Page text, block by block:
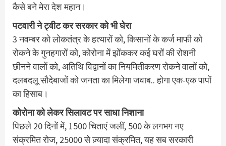
कैसे बने मेरा देश महान।
पटवारी ने ट्वीट कर सरकार को भी घेरा
3 नवम्बर को लोकतंत्र के हत्यारों को, किसानों के कर्ज माफी को
रोकने के गुनहगारों को, कोरोना में झोंककर कई घरों की रोशनी
छीनने वालों को, अतिथि विद्वानों का नियमितीकरण रोकने वालों को,
दलबदलू सौदेबाजों को जनता का मिलेगा जवाब.. होगा एक-एक पापों
का हिसाब।
कोरोना को लेकर सिलावट पर साधा निशाना
पिछले 20 दिनों में, 1500 चिताएं जलीं, 500 के लगभग नए
संक्रमित रोज, 25000 से ज़्यादा संक्रमित, यह सब सरकारी